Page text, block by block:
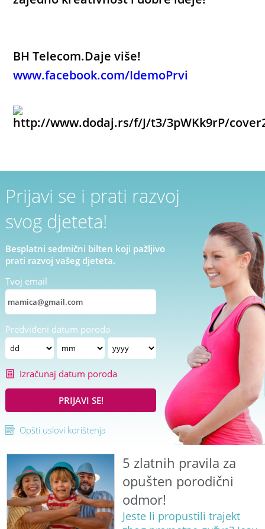
BH Telecom.Daje više!
www.facebook.com/IdemoPrvi
Prijavi se i prati razvoj
svog djeteta!
Besplatni sedmični bilten koji pažljivo
prati razvoj vašeg djeteta.
Tvoj email
Predviđeni datum poroda
Izračunaj datum poroda
PRIJAVI SE!
Opšti uslovi korištenja
5 zlatnih pravila za
opušten porodični
odmor!
Jeste li propustili trajekt